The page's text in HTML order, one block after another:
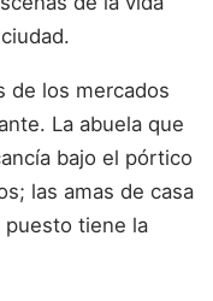
de los mercados
La abuela que
bajo el pórtico
las amas de casa
puesto tiene la